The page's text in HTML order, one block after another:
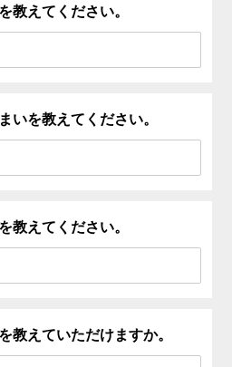
教えてください。
いを教えてください。
教えてください。
教えていただけますか。